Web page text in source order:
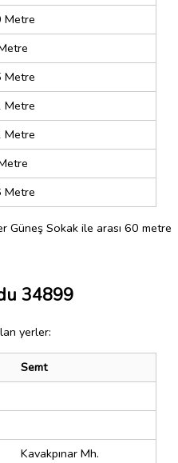
Metre
Metre
Metre
Metre
Metre
Güneş Sokak ile arası 60 metre
34899
yerler:
Semt
Kavakpınar Mh.